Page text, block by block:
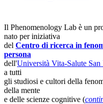
Il Phenomenology Lab è un
nato per iniziativa
del Centro di ricerca in
persona
dell'Università Vita-Salute San
a tutti
gli studiosi e cultori della
della mente
e delle scienze cognitive (